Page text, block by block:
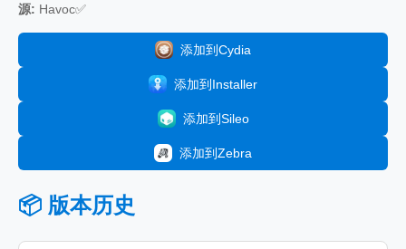
源: Havoc✅
添加到Cydia
添加到Installer
添加到Sileo
添加到Zebra
📦 版本历史